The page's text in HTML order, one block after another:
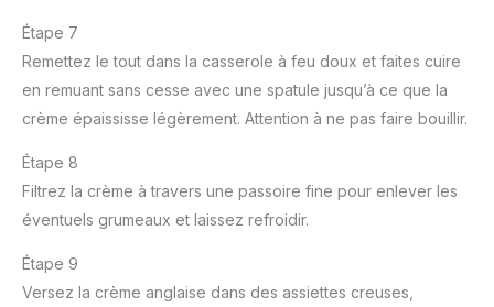
Étape 7
Remettez le tout dans la casserole à feu doux et faites cuire
en remuant sans cesse avec une spatule jusqu’à ce que la
crème épaississe légèrement. Attention à ne pas faire bouillir.
Étape 8
Filtrez la crème à travers une passoire fine pour enlever les
éventuels grumeaux et laissez refroidir.
Étape 9
Versez la crème anglaise dans des assiettes creuses,